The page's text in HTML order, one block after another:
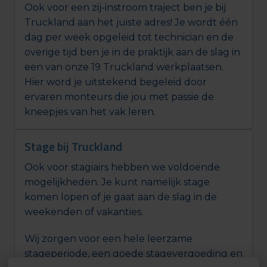
Ook voor een zij-instroom traject ben je bij
Truckland aan het juiste adres! Je wordt één
dag per week opgeleid tot technician en de
overige tijd ben je in de praktijk aan de slag in
een van onze 19 Truckland werkplaatsen.
Hier word je uitstekend begeleid door
ervaren monteurs die jou met passie de
kneepjes van het vak leren.
Stage bij Truckland
Ook voor stagiairs hebben we voldoende
mogelijkheden. Je kunt namelijk stage
komen lopen of je gaat aan de slag in de
weekenden of vakanties.
Wij zorgen voor een hele leerzame
stageperiode, een goede stagevergoeding en